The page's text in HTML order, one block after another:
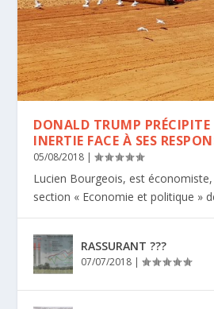
DONALD TRUMP PRÉCIPITE
INERTIE FACE À SES
05/08/2018 |
Lucien Bourgeois, est
section « Economie et politique »
RASSURANT ???
07/07/2018 |